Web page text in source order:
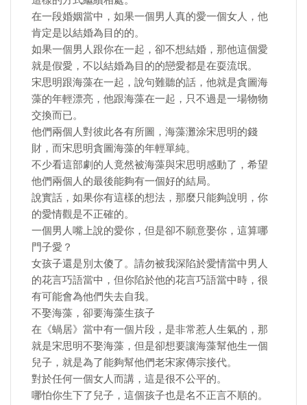
在一段婚姻當中，如果一個男人真的愛一個女人，他
肯定是以結婚為目的的。
如果一個男人跟你在一起，卻不想結婚，那他這個愛
就是假愛，不以結婚為目的的戀愛都是在耍流氓。
宋思明跟海藻在一起，說句難聽的話，他就是貪圖海
藻的年輕漂亮，他跟海藻在一起，只不過是一場物物
交換而已。
他們兩個人對彼此各有所圖，海藻灘涂宋思明的錢
財，而宋思明貪圖海藻的年輕單純。
不少看這部劇的人竟然被海藻與宋思明感動了，希望
他們兩個人的最後能夠有一個好的結局。
說實話，如果你有這樣的想法，那麼只能夠說明，你
的愛情觀是不正確的。
一個男人嘴上說的愛你，但是卻不願意娶你，這算哪
門子愛？
女孩子還是別太傻了。請勿被我深陷於愛情當中男人
的花言巧語當中，但你陷於他的花言巧語當中時，很
有可能會為他們失去自我。
不娶海藻，卻要海藻生孩子
在《蝸居》當中有一個片段，是非常惹人生氣的，那
就是宋思明不娶海藻，但是卻想要讓海藻幫他生一個
兒子，就是為了能夠幫他們老宋家傳宗接代。
對於任何一個女人而講，這是很不公平的。
哪怕你生下了兒子，這個孩子也是名不正言不順的。